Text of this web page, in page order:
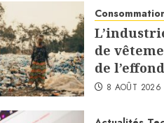
de
de
8 AOÛT 2026